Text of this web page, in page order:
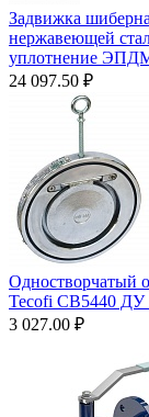
Задвижка
нержавеющей
уплотнение
24 097.50 ₽
Одностворчатый
Tecofi CB5440 ДУ
3 027.00 ₽